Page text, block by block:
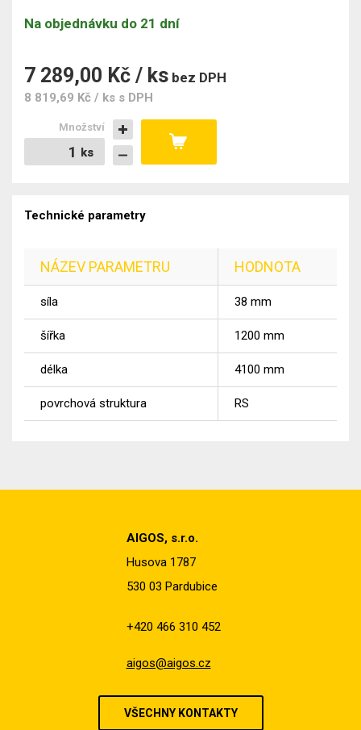
Na objednávku do 21 dní
7 289,00 Kč / ks bez DPH
8 819,69 Kč / ks s DPH
ks
ks
Množství
Technické parametry
NÁZEV PARAMETRU HODNOTA
síla 38 mm
šířka 1200 mm
délka 4100 mm
povrchová struktura RS
AIGOS, s.r.o.
Husova 1787
530 03 Pardubice
+420 466 310 452
aigos@aigos.cz
VŠECHNY KONTAKTY